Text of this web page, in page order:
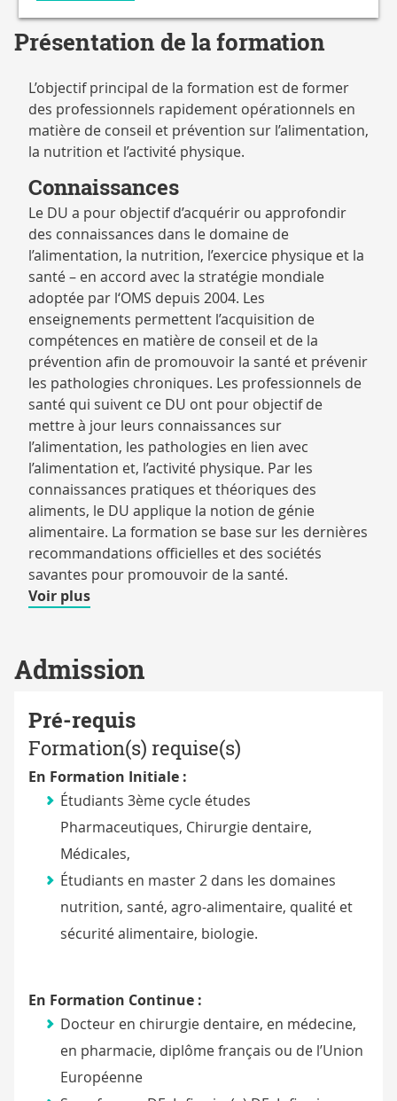
Accessible
Présentation de la formation
L’objectif principal de la formation est de former
des professionnels rapidement opérationnels en
matière de conseil et prévention sur l’alimentation,
la nutrition et l’activité physique.
Connaissances
Le DU a pour objectif d’acquérir ou approfondir
des connaissances dans le domaine de
l’alimentation, la nutrition, l’exercice physique et la
santé – en accord avec la stratégie mondiale
adoptée par l‘OMS depuis 2004. Les
enseignements permettent l’acquisition de
compétences en matière de conseil et de la
prévention afin de promouvoir la santé et prévenir
les pathologies chroniques. Les professionnels de
santé qui suivent ce DU ont pour objectif de
mettre à jour leurs connaissances sur
l’alimentation, les pathologies en lien avec
l’alimentation et, l’activité physique. Par les
connaissances pratiques et théoriques des
aliments, le DU applique la notion de génie
alimentaire. La formation se base sur les dernières
recommandations officielles et des sociétés
savantes pour promouvoir de la santé.
Voir plusde
Admission
Pré-requis
Formation(s) requise(s)
En Formation Initiale :
Étudiants 3ème cycle études
Pharmaceutiques, Chirurgie dentaire,
Médicales,
Étudiants en master 2 dans les domaines
nutrition, santé, agro-alimentaire, qualité et
sécurité alimentaire, biologie.
En Formation Continue :
Docteur en chirurgie dentaire, en médecine,
en pharmacie, diplôme français ou de l’Union
Européenne